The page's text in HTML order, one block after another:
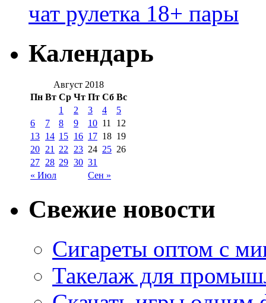
чат рулетка 18+ пары
Календарь
Август 2018
Пн Вт Ср Чт Пт Сб Вс
« Июл Сен »
1 2 3 4
5
6
7 8 9 10 11
12
13 14 15 16 17 18 19
20 21 22 23 24 25 26
27 28 29 30 31
Свежие новости
Сигареты оптом с
Такелаж для